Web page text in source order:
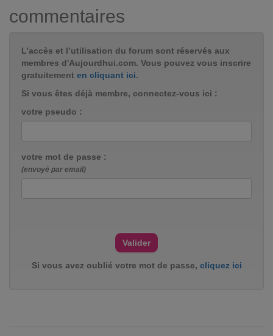
commentaires
L’accès et l’utilisation du forum sont réservés aux
membres d'Aujourdhui.com. Vous pouvez vous inscrire
gratuitement en cliquant ici.
Si vous êtes déjà membre, connectez-vous ici :
votre pseudo :
votre mot de passe :
(envoyé par email)
Si vous avez oublié votre mot de passe, cliquez ici